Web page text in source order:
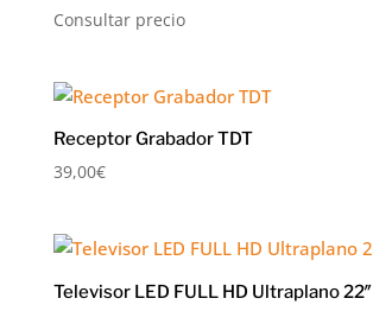
Consultar precio
Receptor Grabador TDT
39,00€
Televisor LED FULL HD Ultraplano 22″